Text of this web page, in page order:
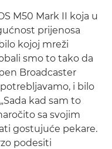
M50 Mark II koja u
prijenosa
kojoj mreži
smo to tako da
Broadcaster
i bilo
kad sam to
sa svojim
gostujuće pekare.
podesiti